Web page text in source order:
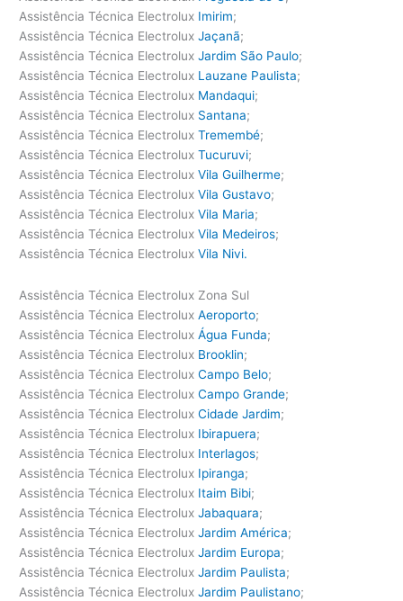
Assistência Técnica Electrolux Imirim;
Assistência Técnica ElectroluxJaçanã;
Assistência Técnica ElectroluxJardim São Paulo;
Assistência Técnica Electrolux Lauzane Paulista;
Assistência Técnica Electrolux Mandaqui;
Assistência Técnica Electrolux Santana;
Assistência Técnica ElectroluxTremembé;
Assistência Técnica ElectroluxTucuruvi;
Assistência Técnica ElectroluxVila Guilherme;
Assistência Técnica ElectroluxVila Gustavo;
Assistência Técnica ElectroluxVila Maria;
Assistência Técnica ElectroluxVila Medeiros;
Assistência Técnica ElectroluxVila Nivi.
Assistência Técnica Electrolux Zona Sul
Assistência Técnica ElectroluxAeroporto;
Assistência Técnica ElectroluxÁgua Funda;
Assistência Técnica Electrolux Brooklin;
Assistência Técnica ElectroluxCampo Belo;
Assistência Técnica ElectroluxCampo Grande;
Assistência Técnica ElectroluxCidade Jardim;
Assistência Técnica Electrolux Ibirapuera;
Assistência Técnica Electrolux Interlagos;
Assistência Técnica Electrolux Ipiranga;
Assistência Técnica Electrolux Itaim Bibi;
Assistência Técnica ElectroluxJabaquara;
Assistência Técnica ElectroluxJardim América;
Assistência Técnica ElectroluxJardim Europa;
Assistência Técnica ElectroluxJardim Paulista;
Assistência Técnica ElectroluxJardim Paulistano;